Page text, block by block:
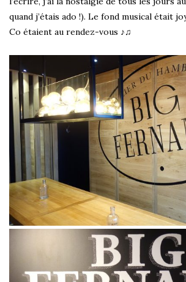
quand j’étais ado !). Le fond musical était
Co étaient au rendez-vous ♪♫